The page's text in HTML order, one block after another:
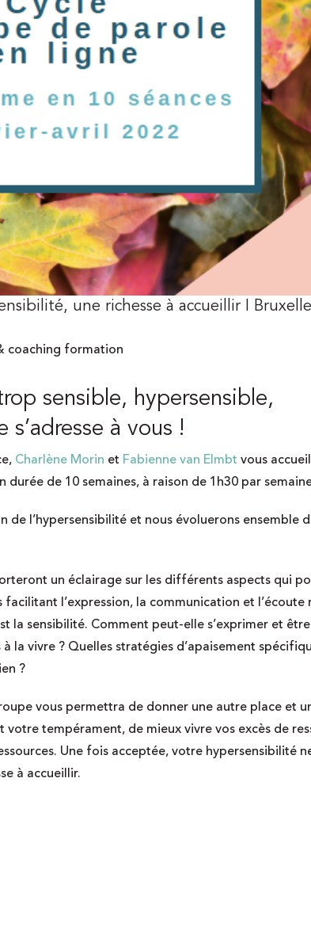
une richesse à accueillir I
coaching formation
sensible, hypersensible,
à vous !
Charlène Morin et Fabienne van Elmbt vous
de 10 semaines, à raison de 1h30 par
de l’hypersensibilité et nous évoluerons ensemble
un éclairage sur les différents aspects qui
l’expression, la communication et l’écoute
la sensibilité. Comment peut-elle s’exprimer et
la vivre ? Quelles stratégies d’apaisement
?
vous permettra de donner une autre place et
tempérament, de mieux vivre vos excès de
Une fois acceptée, votre hypersensibilité
à accueillir.